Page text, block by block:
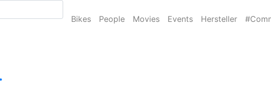
Bikes People Movies Events Hersteller